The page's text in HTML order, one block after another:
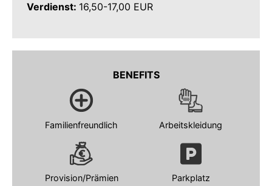
Verdienst: 16,50-17,00 EUR
BENEFITS
Familienfreundlich Arbeitskleidung
Provision/Prämien Parkplatz